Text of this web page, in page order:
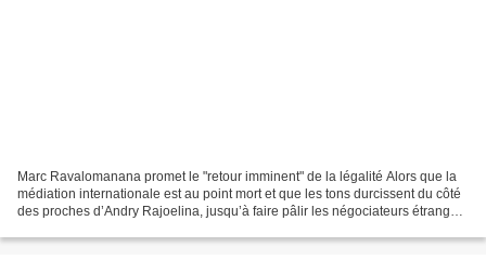
Marc Ravalomanana promet le "retour imminent" de la légalité Alors que la
médiation internationale est au point mort et que les tons durcissent du côté
des proches d’Andry Rajoelina, jusqu’à faire pâlir les négociateurs étrangers